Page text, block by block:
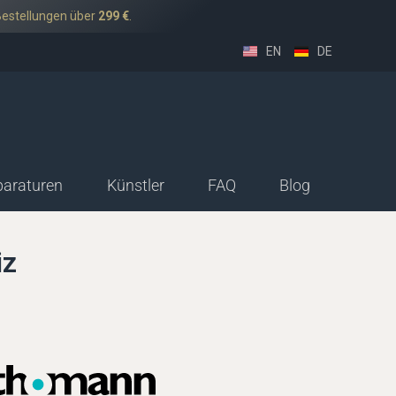
über 299 €
EN DE
Deutsch
Künstler FAQ Blog